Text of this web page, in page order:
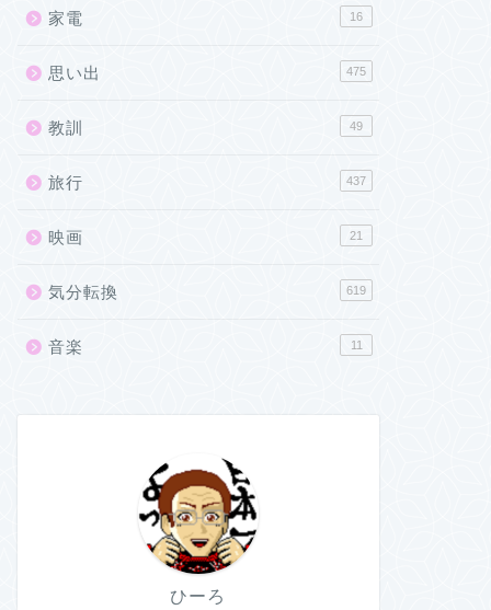
家電 16
思い出 475
教訓 49
旅行 437
映画 21
気分転換 619
音楽 11
ひーろ